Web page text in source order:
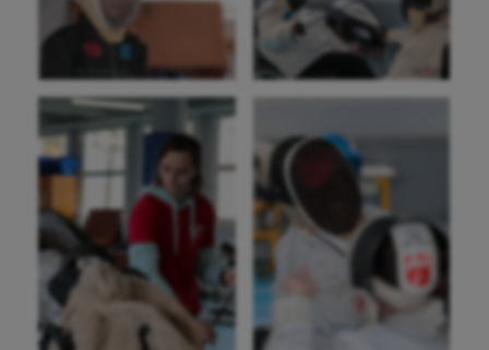
Patinage artistique
Pétanque
Plongée
Randonnée / Marche
Roller-derby
Sarbacane
Sauvetage sportif
Sport adapté